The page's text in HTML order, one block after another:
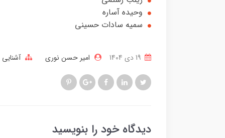
وحیده آساره
سمیه سادات حسینی
امیر حسن نوری
دیدگاه خود را بنویسید